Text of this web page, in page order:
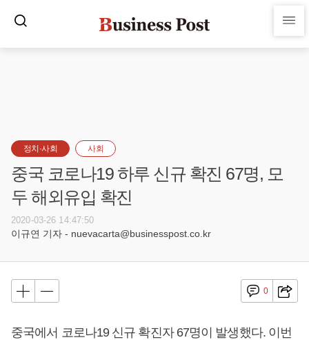
정치·사회 사회
중국 코로나19 하루 신규 확진 67명, 모
두 해외유입 확진
2020-03-26 14:47:50
이규연 기자 - nuevacarta@businesspost.co.kr
0
중국에서 코로나19 신규 확진자 67명이 발생했다. 이번